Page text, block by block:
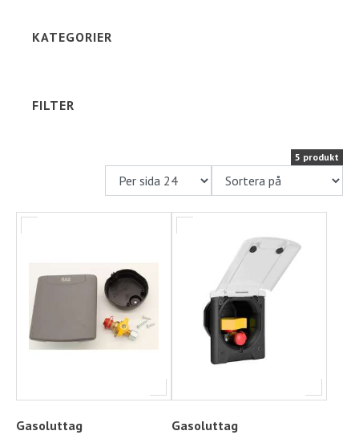
KATEGORIER
FILTER
5 produkt
Gasoluttag
Gasoluttag